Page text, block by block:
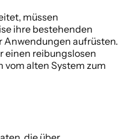
müssen
ihre bestehenden
Anwendungen aufrüsten.
einen reibungslosen
alten System zum